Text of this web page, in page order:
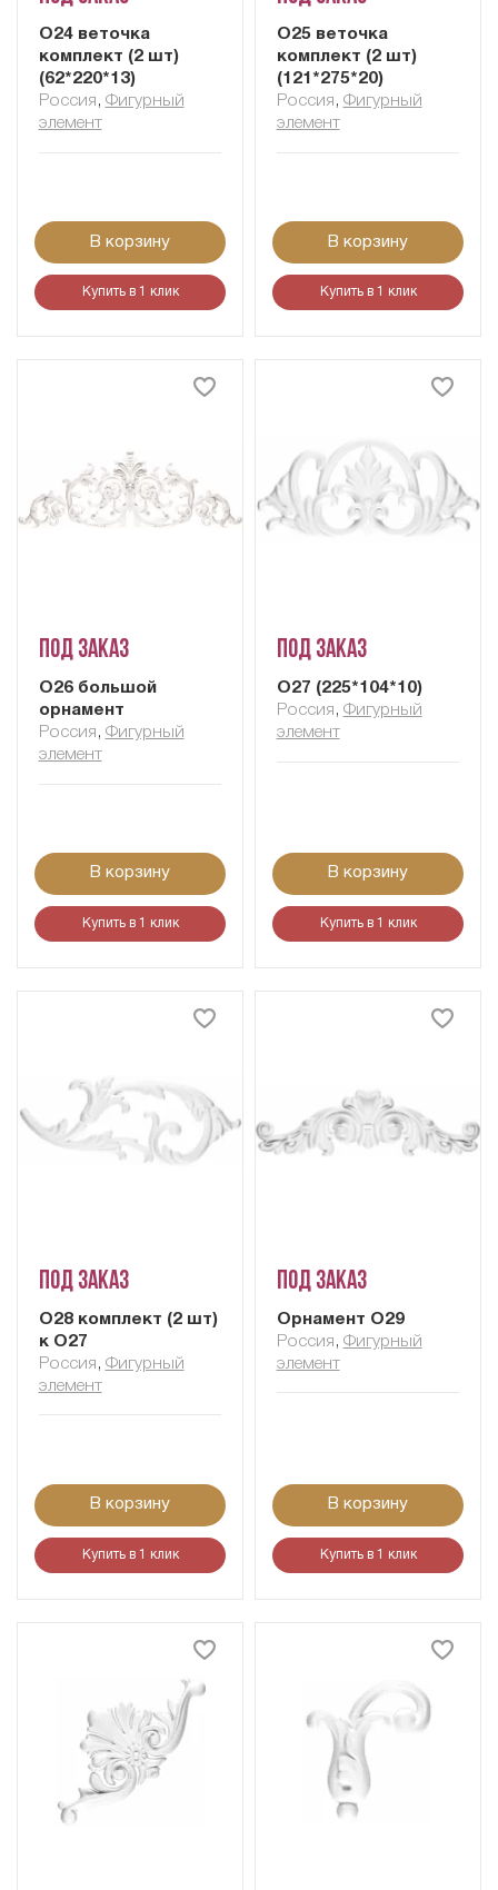
О24 веточка
комплект (2 шт)
(62*220*13)
Россия , Фигурный
элемент
В корзину
Купить в 1 клик
О25 веточка
комплект (2 шт)
(121*275*20)
Россия , Фигурный
элемент
В корзину
Купить в 1 клик
Под заказ
О26 большой
орнамент
Россия , Фигурный
элемент
В корзину
Купить в 1 клик
Под заказ
О27 (225*104*10)
Россия , Фигурный
элемент
В корзину
Купить в 1 клик
Под заказ
О28 комплект (2 шт)
к О27
Россия , Фигурный
элемент
В корзину
Купить в 1 клик
Под заказ
Орнамент О29
Россия , Фигурный
элемент
В корзину
Купить в 1 клик